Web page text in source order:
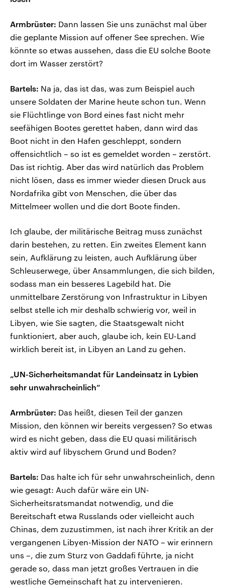
Armbrüster: Dann lassen Sie uns zunächst mal über
die geplante Mission auf offener See sprechen. Wie
könnte so etwas aussehen, dass die EU solche Boote
dort im Wasser zerstört?
Bartels: Na ja, das ist das, was zum Beispiel auch
unsere Soldaten der Marine heute schon tun. Wenn
sie Flüchtlinge von Bord eines fast nicht mehr
seefähigen Bootes gerettet haben, dann wird das
Boot nicht in den Hafen geschleppt, sondern
offensichtlich – so ist es gemeldet worden – zerstört.
Das ist richtig. Aber das wird natürlich das Problem
nicht lösen, dass es immer wieder diesen Druck aus
Nordafrika gibt von Menschen, die über das
Mittelmeer wollen und die dort Boote finden.
Ich glaube, der militärische Beitrag muss zunächst
darin bestehen, zu retten. Ein zweites Element kann
sein, Aufklärung zu leisten, auch Aufklärung über
Schleuserwege, über Ansammlungen, die sich bilden,
sodass man ein besseres Lagebild hat. Die
unmittelbare Zerstörung von Infrastruktur in Libyen
selbst stelle ich mir deshalb schwierig vor, weil in
Libyen, wie Sie sagten, die Staatsgewalt nicht
funktioniert, aber auch, glaube ich, kein EU-Land
wirklich bereit ist, in Libyen an Land zu gehen.
„UN-Sicherheitsmandat für Landeinsatz in Lybien
sehr unwahrscheinlich“
Armbrüster: Das heißt, diesen Teil der ganzen
Mission, den können wir bereits vergessen? So etwas
wird es nicht geben, dass die EU quasi militärisch
aktiv wird auf libyschem Grund und Boden?
Bartels: Das halte ich für sehr unwahrscheinlich, denn
wie gesagt: Auch dafür wäre ein UN-
Sicherheitsratsmandat notwendig, und die
Bereitschaft etwa Russlands oder vielleicht auch
Chinas, dem zuzustimmen, ist nach ihrer Kritik an der
vergangenen Libyen-Mission der NATO – wir erinnern
uns –, die zum Sturz von Gaddafi führte, ja nicht
gerade so, dass man jetzt großes Vertrauen in die
westliche Gemeinschaft hat zu intervenieren.